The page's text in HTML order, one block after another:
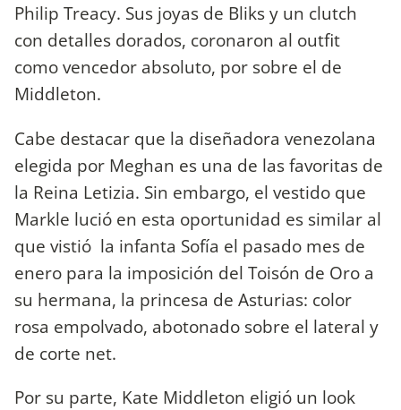
Philip Treacy. Sus joyas de Bliks y un clutch
con detalles dorados, coronaron al outfit
como vencedor absoluto, por sobre el de
Middleton.
Cabe destacar que la diseñadora venezolana
elegida por Meghan es una de las favoritas de
la Reina Letizia. Sin embargo, el vestido que
Markle lució en esta oportunidad es similar al
que vistió la infanta Sofía el pasado mes de
enero para la imposición del Toisón de Oro a
su hermana, la princesa de Asturias: color
rosa empolvado, abotonado sobre el lateral y
de corte net.
Por su parte, Kate Middleton eligió un look